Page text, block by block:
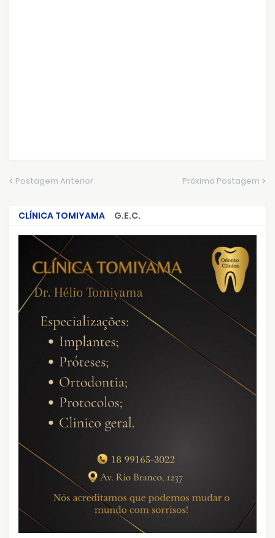
Postagem Anterior Próxima Postagem
CLÍNICA TOMIYAMA
G.E.C.
CRIMES QUE ABALARAM O BRASIL